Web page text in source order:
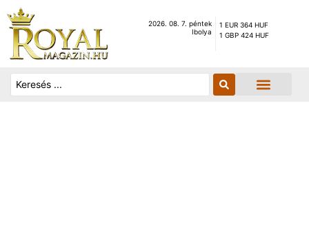
2026. 08. 7. péntek
Ibolya
1 EUR 364 HUF
1 GBP 424 HUF